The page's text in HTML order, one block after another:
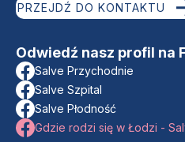
PRZEJDŹ DO KONTAKTU
Odwiedź nasz profil na
Salve Przychodnie
Salve Szpital
Salve Płodność
Gdzie rodzi się w Łodzi -